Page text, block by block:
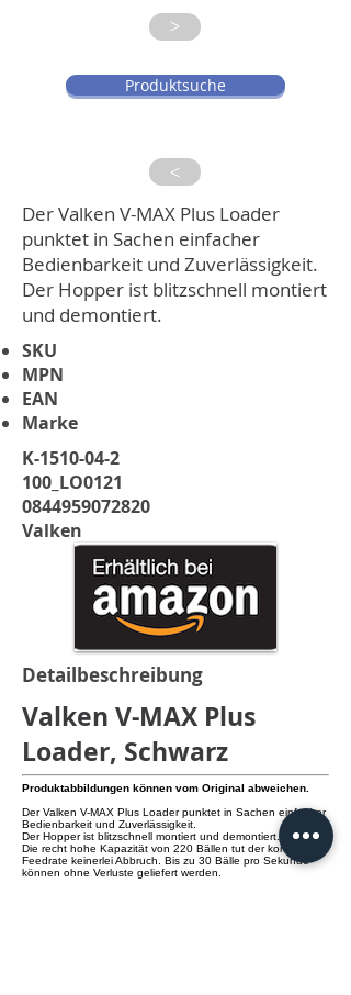
>
Produktsuche
>
Der Valken V-MAX Plus Loader
punktet in Sachen einfacher
Bedienbarkeit und Zuverlässigkeit.
Der Hopper ist blitzschnell montiert
und demontiert.
K-1510-04-2
100_LO0121
0844959072820
Valken
Detailbeschreibung
Valken V-MAX Plus
Loader, Schwarz
Produktabbildungen können vom Original abweichen.
Der Valken V-MAX Plus Loader punktet in Sachen einfacher
Bedienbarkeit und Zuverlässigkeit.
Der Hopper ist blitzschnell montiert und demontiert.
Die recht hohe Kapazität von 220 Bällen tut der konstanten
Feedrate keinerlei Abbruch. Bis zu 30 Bälle pro Sekunde
können ohne Verluste geliefert werden.
SKU
MPN
EAN
Marke